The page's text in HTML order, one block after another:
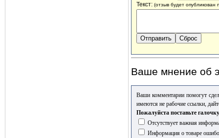
Текст: (отзыв будет опубликован
Ваше мнение об
Ваши комментарии помогут
имеются не рабочие ссылки,
Пожалуйста поставьте
Отсутствует важная
Информация о товаре